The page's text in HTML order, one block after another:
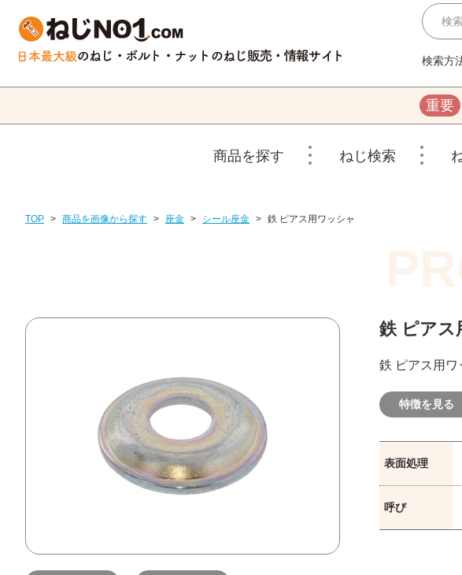
検索方
重要
商品を探す ねじ検索
TOP > 商品を画像から探す > 座金 > シール座金 > 鉄 ピアス用ワッシャ
鉄 ピアス
鉄 ピアス用ワ
特徴を見る
表面処理
呼び